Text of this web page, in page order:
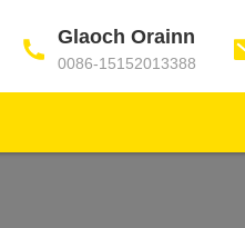
Glaoch Orainn
0086-15152013388